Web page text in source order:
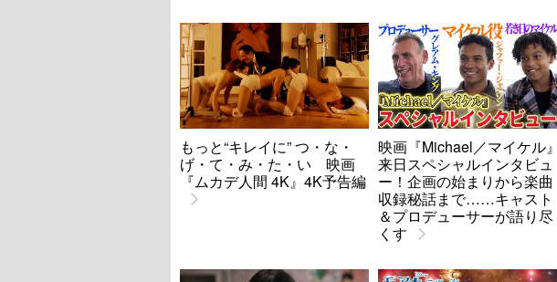
もっと“キレイに” つ・な・
げ・て・み・た・い 映画
『ムカデ人間 4K』4K予告編
映画『Michael／マイケル』
来日スペシャルインタビュ
ー！企画の始まりから楽曲
収録秘話まで……キャスト
＆プロデューサーが語り尽
くす